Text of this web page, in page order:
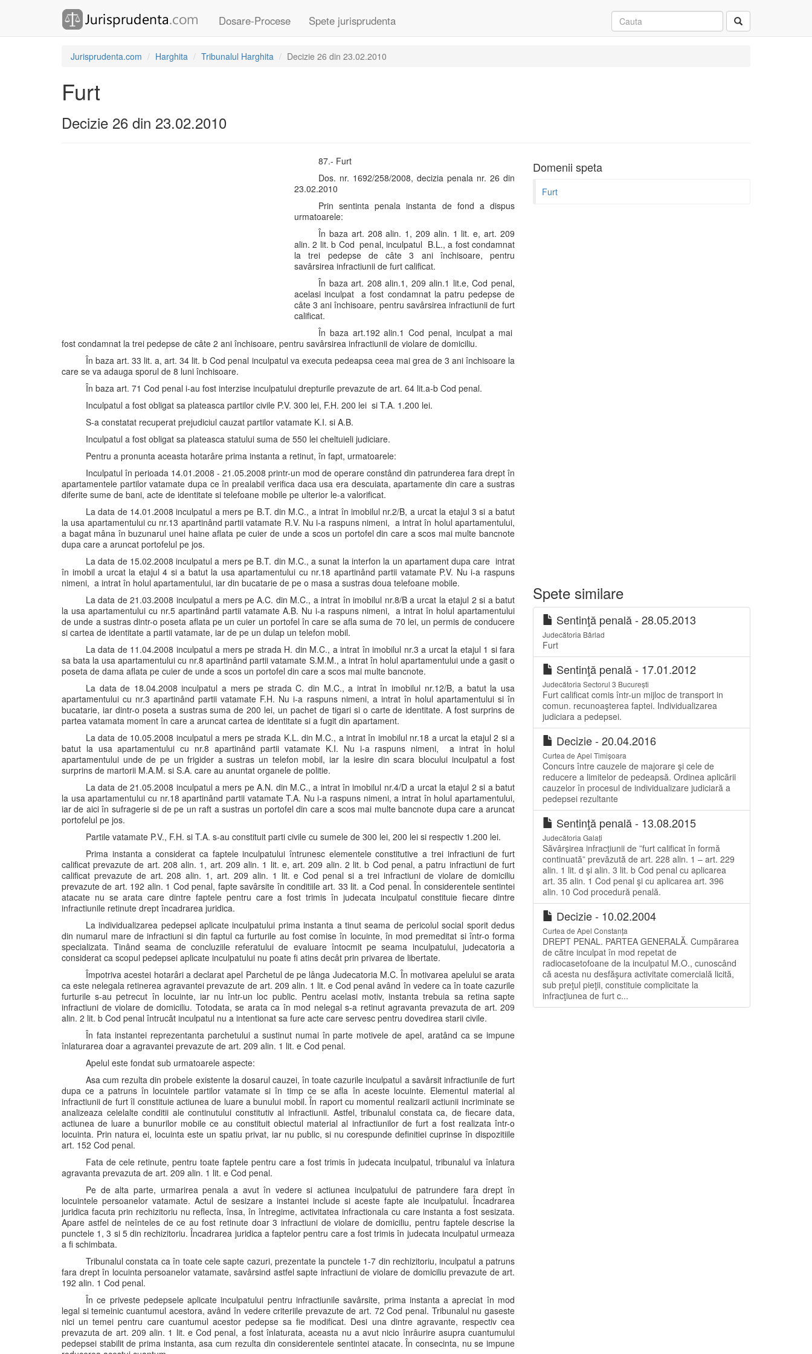
Dosare-Procese Spete jurisprudenta
Jurisprudenta.com Harghita Tribunalul Harghita Decizie 26 din 23.02.2010
Furt
Decizie 26 din 23.02.2010
87.- Furt
Dos. nr. 1692/258/2008, decizia penala nr. 26 din
23.02.2010
Prin sentinta penala instanta de fond a dispus
urmatoarele:
În baza art. 208 alin. 1, 209 alin. 1 lit. e, art. 209
alin. 2 lit. b Cod penal, inculpatul B.L., a fost condamnat
la trei pedepse de câte 3 ani închisoare, pentru
savârsirea infractiunii de furt calificat.
În baza art. 208 alin.1, 209 alin.1 lit.e, Cod penal,
acelasi inculpat a fost condamnat la patru pedepse de
câte 3 ani închisoare, pentru savârsirea infractiunii de furt
calificat.
În baza art.192 alin.1 Cod penal, inculpat a mai
fost condamnat la trei pedepse de câte 2 ani închisoare, pentru savârsirea infractiunii de violare de domiciliu.
În baza art. 33 lit. a, art. 34 lit. b Cod penal inculpatul va executa pedeapsa ceea mai grea de 3 ani închisoare la
care se va adauga sporul de 8 luni închisoare.
În baza art. 71 Cod penal i-au fost interzise inculpatului drepturile prevazute de art. 64 lit.a-b Cod penal.
Inculpatul a fost obligat sa plateasca partilor civile P.V. 300 lei, F.H. 200 lei si T.A. 1.200 lei.
S-a constatat recuperat prejudiciul cauzat partilor vatamate K.I. si A.B.
Inculpatul a fost obligat sa plateasca statului suma de 550 lei cheltuieli judiciare.
Pentru a pronunta aceasta hotarâre prima instanta a retinut, în fapt, urmatoarele:
Inculpatul în perioada 14.01.2008 - 21.05.2008 printr-un mod de operare constând din patrunderea fara drept în
apartamentele partilor vatamate dupa ce în prealabil verifica daca usa era descuiata, apartamente din care a sustras
diferite sume de bani, acte de identitate si telefoane mobile pe ulterior le-a valorificat.
La data de 14.01.2008 inculpatul a mers pe B.T. din M.C., a intrat în imobilul nr.2/B, a urcat la etajul 3 si a batut
la usa apartamentului cu nr.13 apartinând partii vatamate R.V. Nu i-a raspuns nimeni, a intrat în holul apartamentului,
a bagat mâna în buzunarul unei haine aflata pe cuier de unde a scos un portofel din care a scos mai multe bancnote
dupa care a aruncat portofelul pe jos.
La data de 15.02.2008 inculpatul a mers pe B.T. din M.C., a sunat la interfon la un apartament dupa care intrat
în imobil a urcat la etajul 4 si a batut la usa apartamentului cu nr.18 apartinând partii vatamate P.V. Nu i-a raspuns
nimeni, a intrat în holul apartamentului, iar din bucatarie de pe o masa a sustras doua telefoane mobile.
La data de 21.03.2008 inculpatul a mers pe A.C. din M.C., a intrat în imobilul nr.8/B a urcat la etajul 2 si a batut
la usa apartamentului cu nr.5 apartinând partii vatamate A.B. Nu i-a raspuns nimeni, a intrat în holul apartamentului
de unde a sustras dintr-o poseta aflata pe un cuier un portofel în care se afla suma de 70 lei, un permis de conducere
si cartea de identitate a partii vatamate, iar de pe un dulap un telefon mobil.
La data de 11.04.2008 inculpatul a mers pe strada H. din M.C., a intrat în imobilul nr.3 a urcat la etajul 1 si fara
sa bata la usa apartamentului cu nr.8 apartinând partii vatamate S.M.M., a intrat în holul apartamentului unde a gasit o
poseta de dama aflata pe cuier de unde a scos un portofel din care a scos mai multe bancnote.
La data de 18.04.2008 inculpatul a mers pe strada C. din M.C., a intrat în imobilul nr.12/B, a batut la usa
apartamentului cu nr.3 apartinând partii vatamate F.H. Nu i-a raspuns nimeni, a intrat în holul apartamentului si în
bucatarie, iar dintr-o poseta a sustras suma de 200 lei, un pachet de tigari si o carte de identitate. A fost surprins de
partea vatamata moment în care a aruncat cartea de identitate si a fugit din apartament.
La data de 10.05.2008 inculpatul a mers pe strada K.L. din M.C., a intrat în imobilul nr.18 a urcat la etajul 2 si a
batut la usa apartamentului cu nr.8 apartinând partii vatamate K.I. Nu i-a raspuns nimeni, a intrat în holul
apartamentului unde de pe un frigider a sustras un telefon mobil, iar la iesire din scara blocului inculpatul a fost
surprins de martorii M.A.M. si S.A. care au anuntat organele de politie.
La data de 21.05.2008 inculpatul a mers pe A.N. din M.C., a intrat în imobilul nr.4/D a urcat la etajul 2 si a batut
la usa apartamentului cu nr.18 apartinând partii vatamate T.A. Nu i-a raspuns nimeni, a intrat în holul apartamentului,
iar de aici în sufragerie si de pe un raft a sustras un portofel din care a scos mai multe bancnote dupa care a aruncat
portofelul pe jos.
Partile vatamate P.V., F.H. si T.A. s-au constituit parti civile cu sumele de 300 lei, 200 lei si respectiv 1.200 lei.
Prima instanta a considerat ca faptele inculpatului întrunesc elementele constitutive a trei infractiuni de furt
calificat prevazute de art. 208 alin. 1, art. 209 alin. 1 lit. e, art. 209 alin. 2 lit. b Cod penal, a patru infractiuni de furt
calificat prevazute de art. 208 alin. 1, art. 209 alin. 1 lit. e Cod penal si a trei infractiuni de violare de domiciliu
prevazute de art. 192 alin. 1 Cod penal, fapte savârsite în conditiile art. 33 lit. a Cod penal. În considerentele sentintei
atacate nu se arata care dintre faptele pentru care a fost trimis în judecata inculpatul constituie fiecare dintre
infractiunile retinute drept încadrarea juridica.
La individualizarea pedepsei aplicate inculpatului prima instanta a tinut seama de pericolul social sporit dedus
din numarul mare de infractiuni si din faptul ca furturile au fost comise în locuinte, în mod premeditat si într-o forma
specializata. Tinând seama de concluziile referatului de evaluare întocmit pe seama inculpatului, judecatoria a
considerat ca scopul pedepsei aplicate inculpatului nu poate fi atins decât prin privarea de libertate.
Împotriva acestei hotarâri a declarat apel Parchetul de pe lânga Judecatoria M.C. În motivarea apelului se arata
ca este nelegala retinerea agravantei prevazute de art. 209 alin. 1 lit. e Cod penal având în vedere ca în toate cazurile
furturile s-au petrecut în locuinte, iar nu într-un loc public. Pentru acelasi motiv, instanta trebuia sa retina sapte
infractiuni de violare de domiciliu. Totodata, se arata ca în mod nelegal s-a retinut agravanta prevazuta de art. 209
alin. 2 lit. b Cod penal întrucât inculpatul nu a intentionat sa fure acte care servesc pentru dovedirea starii civile.
În fata instantei reprezentanta parchetului a sustinut numai în parte motivele de apel, aratând ca se impune
înlaturarea doar a agravantei prevazute de art. 209 alin. 1 lit. e Cod penal.
Apelul este fondat sub urmatoarele aspecte:
Asa cum rezulta din probele existente la dosarul cauzei, în toate cazurile inculpatul a savârsit infractiunile de furt
dupa ce a patruns în locuintele partilor vatamate si în timp ce se afla în aceste locuinte. Elementul material al
infractiunii de furt îl constituie actiunea de luare a bunului mobil. În raport cu momentul realizarii actiunii incriminate se
analizeaza celelalte conditii ale continutului constitutiv al infractiunii. Astfel, tribunalul constata ca, de fiecare data,
actiunea de luare a bunurilor mobile ce au constituit obiectul material al infractiunilor de furt a fost realizata într-o
locuinta. Prin natura ei, locuinta este un spatiu privat, iar nu public, si nu corespunde definitiei cuprinse în dispozitiile
art. 152 Cod penal.
Fata de cele retinute, pentru toate faptele pentru care a fost trimis în judecata inculpatul, tribunalul va înlatura
agravanta prevazuta de art. 209 alin. 1 lit. e Cod penal.
Pe de alta parte, urmarirea penala a avut în vedere si actiunea inculpatului de patrundere fara drept în
locuintele persoanelor vatamate. Actul de sesizare a instantei include si aceste fapte ale inculpatului. Încadrarea
juridica facuta prin rechizitoriu nu reflecta, însa, în întregime, activitatea infractionala cu care instanta a fost sesizata.
Apare astfel de neînteles de ce au fost retinute doar 3 infractiuni de violare de domiciliu, pentru faptele descrise la
punctele 1, 3 si 5 din rechizitoriu. Încadrarea juridica a faptelor pentru care a fost trimis în judecata inculpatul urmeaza
a fi schimbata.
Tribunalul constata ca în toate cele sapte cazuri, prezentate la punctele 1-7 din rechizitoriu, inculpatul a patruns
fara drept în locuinta persoanelor vatamate, savârsind astfel sapte infractiuni de violare de domiciliu prevazute de art.
192 alin. 1 Cod penal.
În ce priveste pedepsele aplicate inculpatului pentru infractiunile savârsite, prima instanta a apreciat în mod
legal si temeinic cuantumul acestora, având în vedere criteriile prevazute de art. 72 Cod penal. Tribunalul nu gaseste
nici un temei pentru care cuantumul acestor pedepse sa fie modificat. Desi una dintre agravante, respectiv cea
prevazuta de art. 209 alin. 1 lit. e Cod penal, a fost înlaturata, aceasta nu a avut nicio înrâurire asupra cuantumului
pedepsei stabilit de prima instanta, asa cum rezulta din considerentele sentintei atacate. În consecinta, nu se impune
Domenii speta
Furt
Spete similare
Sentinţă penală - 28.05.2013
Judecătoria Bârlad
Furt
Sentinţă penală - 17.01.2012
Judecătoria Sectorul 3 București
Furt calificat comis într-un mijloc de transport in
comun. recunoaşterea faptei. Individualizarea
judiciara a pedepsei.
Decizie - 20.04.2016
Curtea de Apel Timișoara
Concurs între cauzele de majorare şi cele de
reducere a limitelor de pedeapsă. Ordinea aplicării
cauzelor în procesul de individualizare judiciară a
pedepsei rezultante
Sentinţă penală - 13.08.2015
Judecătoria Galați
Săvârşirea infracţiunii de ”furt calificat în formă
continuată” prevăzută de art. 228 alin. 1 – art. 229
alin. 1 lit. d şi alin. 3 lit. b Cod penal cu aplicarea
art. 35 alin. 1 Cod penal şi cu aplicarea art. 396
alin. 10 Cod procedură penală.
Decizie - 10.02.2004
Curtea de Apel Constanța
DREPT PENAL. PARTEA GENERALĂ. Cumpărarea
de către inculpat în mod repetat de
radiocasetofoane de la inculpatul M.O., cunoscând
că acesta nu desfăşura activitate comercială licită,
sub preţul pieţii, constituie complicitate la
infracţiunea de furt c...